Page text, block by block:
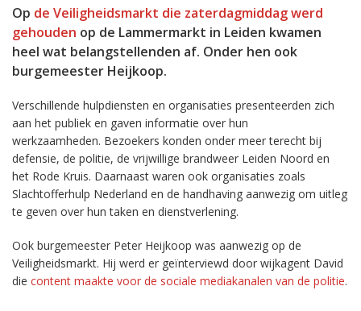
Op de Veiligheidsmarkt die zaterdagmiddag werd
gehouden op de Lammermarkt in Leiden kwamen
heel wat belangstellenden af. Onder hen ook
burgemeester Heijkoop.
Verschillende hulpdiensten en organisaties presenteerden zich
aan het publiek en gaven informatie over hun
werkzaamheden. Bezoekers konden onder meer terecht bij
defensie, de politie, de vrijwillige brandweer Leiden Noord en
het Rode Kruis. Daarnaast waren ook organisaties zoals
Slachtofferhulp Nederland en de handhaving aanwezig om uitleg
te geven over hun taken en dienstverlening.
Ook burgemeester Peter Heijkoop was aanwezig op de
Veiligheidsmarkt. Hij werd er geïnterviewd door wijkagent David
die content maakte voor de sociale mediakanalen van de politie.